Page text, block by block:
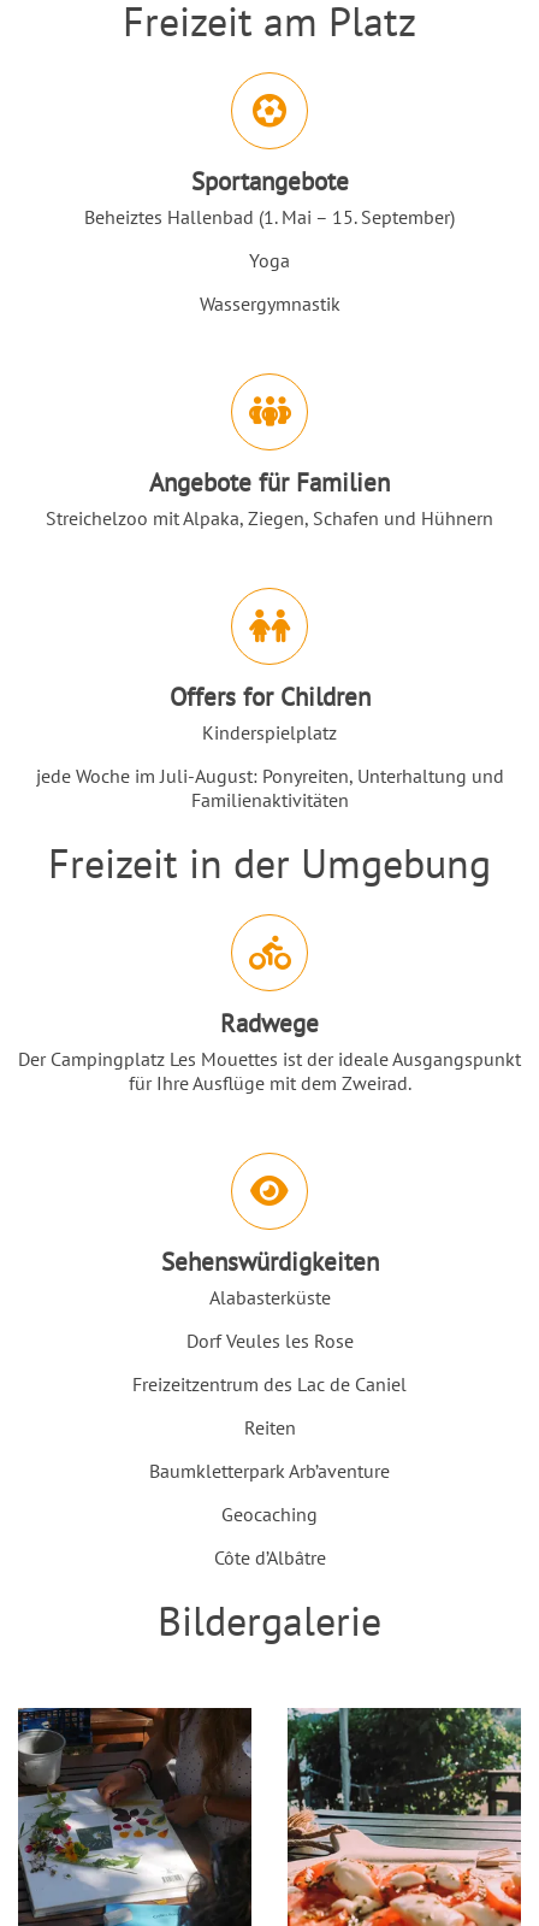
Einleitung
Freizeit am Platz
Abschnitt für Icons und Features
Sportangebote
Beheiztes Hallenbad (1. Mai – 15. September)
Yoga
Wassergymnastik
Angebote für Familien
Streichelzoo mit Alpaka, Ziegen, Schafen und Hühnern
Offers for Children
Kinderspielplatz
jede Woche im Juli-August: Ponyreiten, Unterhaltung und
Familienaktivitäten
Einleitung
Freizeit in der Umgebung
Abschnitt für Icons und Features
Radwege
Der Campingplatz Les Mouettes ist der ideale Ausgangspunkt
für Ihre Ausflüge mit dem Zweirad.
Sehenswürdigkeiten
Alabasterküste
Dorf Veules les Rose
Freizeitzentrum des Lac de Caniel
Reiten
Baumkletterpark Arb’aventure
Geocaching
Côte d’Albâtre
Einleitung
Bildergalerie